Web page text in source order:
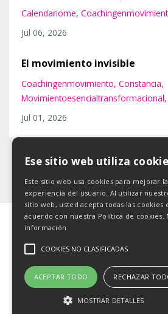
Calendariome
Jul 06, 2026
El movimiento invisible
Coachingenmovimiento Constancia
Movimientoesencialtransformacional
Jul 01, 2026
© 2026 Movimiento
Política de
Ese sitio web utiliza
Este sitio web usa cookies para mejorar la
experiencia del usuario. Al utilizar
sitio web, usted acepta todas las cookies
acuerdo con nuestra Política de cookies.
información
COOKIES NO CLASIFICADAS
ACEPTAR TODO RECHAZAR
MOSTRAR DETALLES